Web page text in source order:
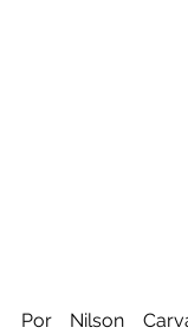
Por Nilson